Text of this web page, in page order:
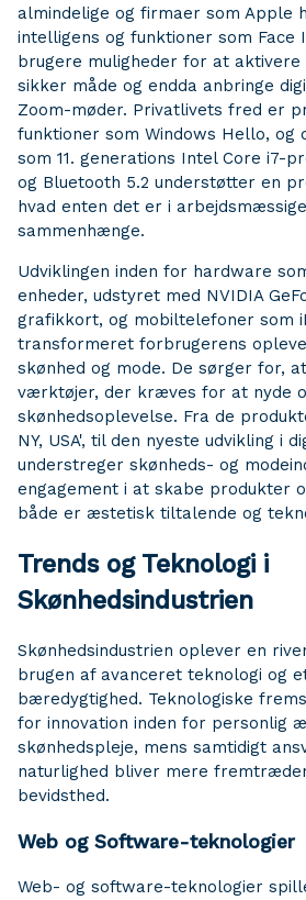
almindelige og firmaer som Apple
intelligens og funktioner som Face
brugere muligheder for at aktivere
sikker måde og endda anbringe
Zoom-møder. Privatlivets fred er
funktioner som Windows Hello, og
som 11. generations Intel Core i7-
og Bluetooth 5.2 understøtter en
hvad enten det er i
sammenhænge.
Udviklingen inden for hardware
enheder, udstyret med NVIDIA
grafikkort, og mobiltelefoner som
transformeret forbrugerens
skønhed og mode. De sørger for,
værktøjer, der kræves for at nyde
skønhedsoplevelse. Fra de
NY, USA', til den nyeste udvikling i
understreger skønheds- og
engagement i at skabe produkter
både er æstetisk tiltalende og
Trends og Teknologi i
Skønhedsindustrien
Skønhedsindustrien oplever en
brugen af avanceret teknologi og
bæredygtighed. Teknologiske
for innovation inden for personlig
skønhedspleje, mens samtidigt
naturlighed bliver mere
bevidsthed.
Web og Software-teknologier
Web- og software-teknologier